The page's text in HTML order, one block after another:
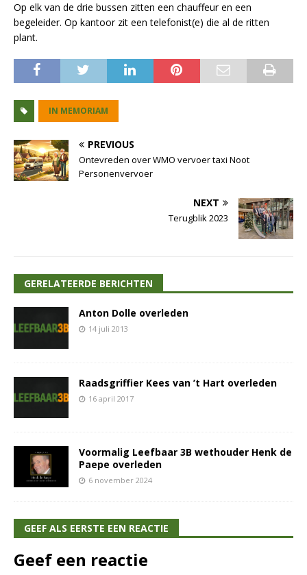
Op elk van de drie bussen zitten een chauffeur en een
begeleider. Op kantoor zit een telefonist(e) die al de ritten
plant.
IN MEMORIAM
PREVIOUS
Ontevreden over WMO vervoer taxi Noot
Personenvervoer
NEXT
Terugblik 2023
GERELATEERDE BERICHTEN
Anton Dolle overleden
14 juli 2013
Raadsgriffier Kees van ’t Hart overleden
16 april 2017
Voormalig Leefbaar 3B wethouder Henk de
Paepe overleden
6 november 2024
GEEF ALS EERSTE EEN REACTIE
Geef een reactie